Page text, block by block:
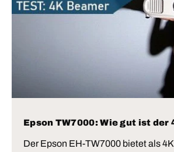
Epson TW7000: Wie gut ist der
Der Epson EH-TW7000 bietet als